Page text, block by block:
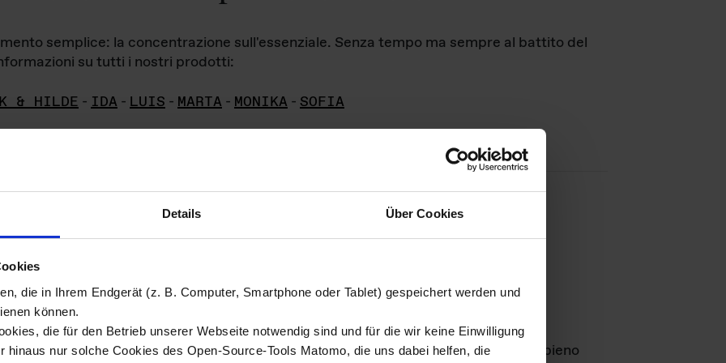
Details Über Cookies
die in Ihrem Endgerät (z. B. Computer, Smartphone oder Tablet) gespeichert werden und
können.
die für den Betrieb unserer Webseite notwendig sind und für die wir keine Einwilligung
hinaus nur solche Cookies des Open-Source-Tools Matomo, die uns dabei helfen, die
semplice: la concentrazione sull'essenziale. Senza tempo ma sempre al battito del
su tutti i nostri prodotti:
& HILDE - IDA - LUIS - MARTA - MONIKA - SOFIA
di immagini
materiale fotografico sono detenuti daDas ganze LebenGmbH e rimangono in pieno